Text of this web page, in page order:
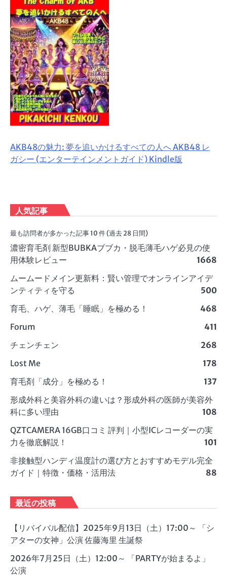
AKB48の魅力: 夢を追いかけるすべての人へ AKB48 レ
ガシー (エンターテインメントガイド) Kindle版
人気記事
最も訪問者が多かった記事 10 件 (過去 28 日間)
濃密育毛剤 新型BUBKAブブカ・脱毛薄毛ハゲ必見の使
用体験レビュー
1668
ムームードメイン更新料：賢い管理でオンラインアイデ
ンティティを守る
500
育毛、ハゲ、薄毛「睡眠」を極める！
468
Forum
411
チェンチェン
268
Lost Me
178
育毛剤「成分」を極める！
137
形成外科と美容外科の違いは？形成外科の医師が美容外
科に多い理由
108
QZTCAMERA 16GB口コミ 評判｜小型ICレコーダーの実
力を徹底解説！
101
非接触型ハンディ温度計の選び方とおすすめモデル完全
ガイド｜特徴・価格・活用法
88
最近の投稿
【リバイバル配信】2025年9月13日（土）17:00～ 「シ
アターの女神」公演 佐藤海里 生誕祭
2026年7月25日（土）12:00～ 「PARTYが始まるよ」
公演